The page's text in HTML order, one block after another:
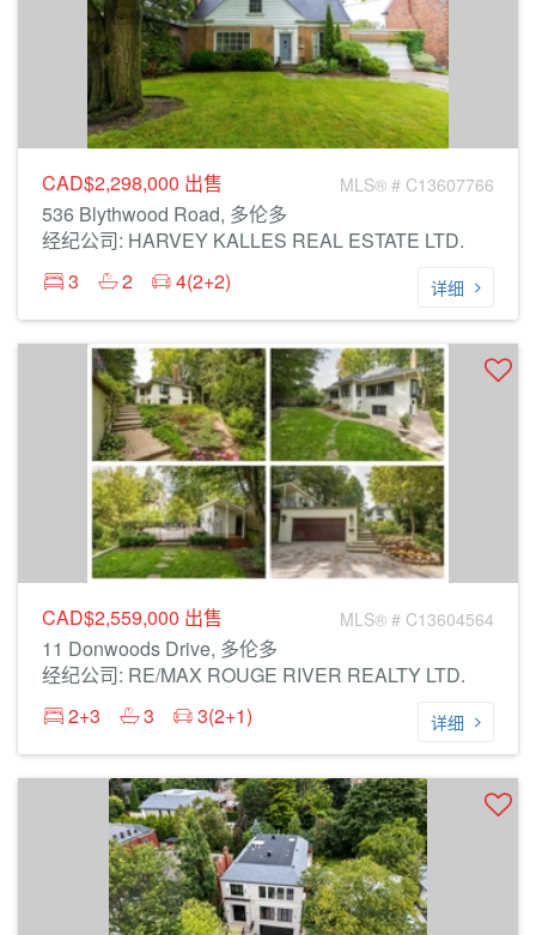
CAD$2,298,000 出售 MLS® # C13607766
536 Blythwood Road, 多伦多
经纪公司: HARVEY KALLES REAL ESTATE LTD.
3
2 4(2+2) 详细
CAD$2,559,000 出售 MLS® # C13604564
11 Donwoods Drive, 多伦多
经纪公司: RE/MAX ROUGE RIVER REALTY LTD.
2+3
3 3(2+1) 详细